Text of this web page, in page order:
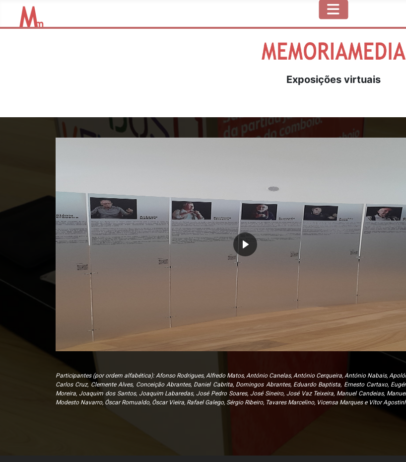
Exposições virtuais
Participantes (por ordem alfabética): Afonso Rodrigues, Alfredo Matos, António Canelas, António Cerqueira, António Nabais,
Carlos Cruz, Clemente Alves, Conceição Abrantes, Daniel Cabrita, Domingos Abrantes, Eduardo Baptista, Ernesto Cartaxo,
Moreira, Joaquim dos Santos, Joaquim Labaredas, José Pedro Soares, José Sineiro, José Vaz Teixeira, Manuel Candeias,
Modesto Navarro, Óscar Romualdo, Óscar Vieira, Rafael Galego, Sérgio Ribeiro, Tavares Marcelino, Vicensa Marques e Vítor